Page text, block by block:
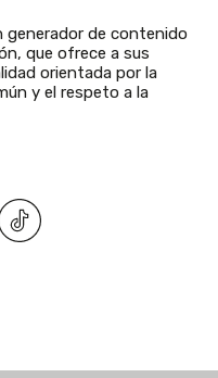
generador de contenido
que ofrece a sus
orientada por la
y el respeto a la